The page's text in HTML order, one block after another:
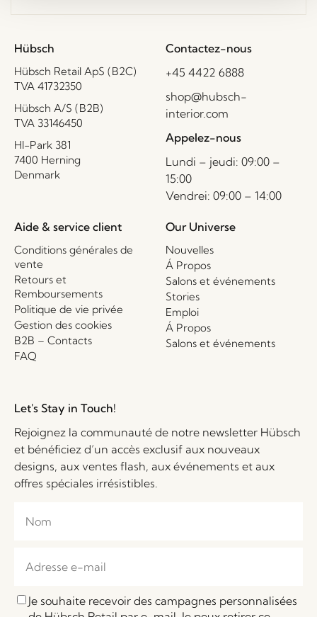
Hübsch
Hübsch Retail ApS (B2C)
TVA 41732350
Hübsch A/S (B2B)
TVA 33146450
HI-Park 381
7400 Herning
Denmark
Contactez-nous
+45 4422 6888
shop@hubsch-
interior.com
Appelez-nous
Lundi – jeudi: 09:00 –
15:00
Vendrei: 09:00 – 14:00
Aide & service client
Conditions générales de
vente
Retours et
Remboursements
Politique de vie privée
Gestion des cookies
B2B – Contacts
FAQ
Our Universe
Nouvelles
Á Propos
Salons et événements
Stories
Emploi
Á Propos
Salons et événements
Let's Stay in Touch!
Rejoignez la communauté de notre newsletter Hübsch
et bénéficiez d’un accès exclusif aux nouveaux
designs, aux ventes flash, aux événements et aux
offres spéciales irrésistibles.
Je souhaite recevoir des campagnes personnalisées